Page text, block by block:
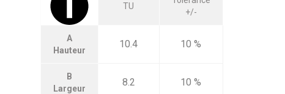
TU
+/-
A
Hauteur
10.4 10 %
B
Largeur
8.2 10 %